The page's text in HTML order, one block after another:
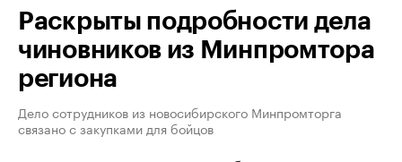
Раскрыты подробности дела
чиновников из Минпромтора
региона
Дело сотрудников из новосибирского Минпромторга
связано с закупками для бойцов